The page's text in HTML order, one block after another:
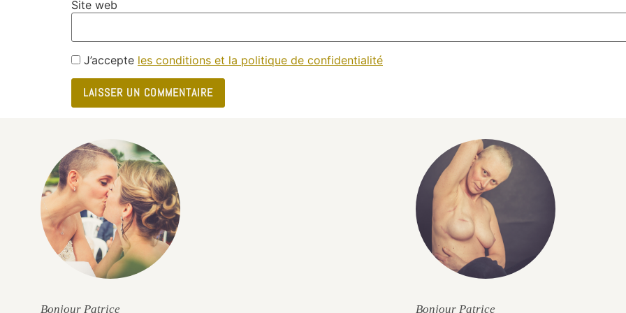
Site web
J’accepte les conditions et la politique de confidentialité
Bonjour Patrice Bonjour Patrice